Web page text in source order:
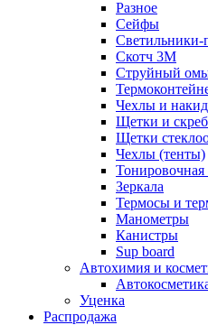
Разное
Сейфы
Светильники-
Скотч 3М
Струйный
Чехлы и
Щетки и
Щетки
Чехлы (тенты)
Тонировочная
Зеркалa
Термосы и
Манометры
Канистры
Sup board
Автохимия и
Уценка
Распродажа